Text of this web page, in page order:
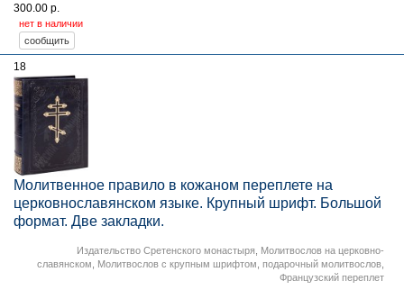
300.00 р.
нет в наличии
18
Молитвенное правило в кожаном переплете на
церковнославянском языке. Крупный шрифт. Большой
формат. Две закладки.
Издательство Сретенского монастыря
Молитвослов на церковно-
славянском
Молитвослов с крупным шрифтом подарочный молитвослов
Французский переплет